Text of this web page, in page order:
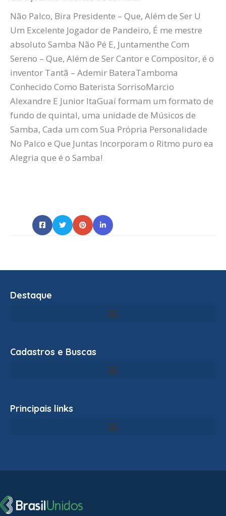
Não Palco, Bira Presidente – Que, Além de Ser U
Um Excelente Jogador de Pandeiro, É me mestre
absoluto Samba Não Pé E, Juntamenthe Com
Sereno – Que, Além de Ser Cantor e Compositor, é o
inventor Tantã – Ademir BateraTamboma
Conhecido Como Baterista SorrisoMarcio
Alexandre E Junior ItaGuaíformam um formato de
fundo de quintal, uma unidade de Músicos de
Samba, Cada um com Sua Própria Personalidade
No Palco e Que Juntas Incorporam o Ritmo puro ea
Alegria que é o Samba!
Destaque
Cadastros e Buscas
Principais links